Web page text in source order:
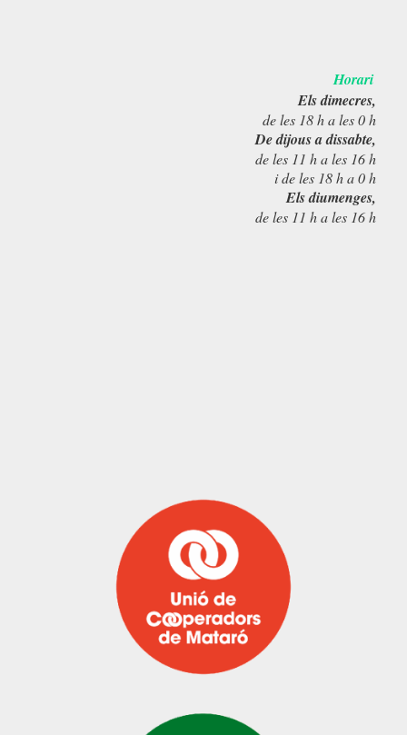
Horari
Els dimecres,
de les 18 h a les 0 h
De dijous a dissabte,
de les 11 h a les 16 h
i de les 18 h a 0 h
Els diumenges,
de les 11 h a les 16 h